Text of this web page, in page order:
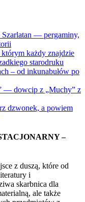
— pergaminy,
każdy znajdzie
starodruku
– od inkunabułów po
— dowcip z „Muchy” z
dzwonek, a powiem
–
z duszą, które od
i
skarbnica dla
ale także